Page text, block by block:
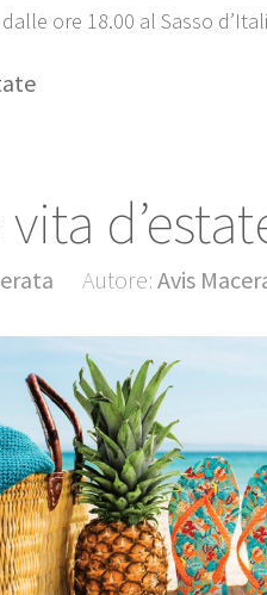
ore 18.00 al Sasso
Autore: Avis